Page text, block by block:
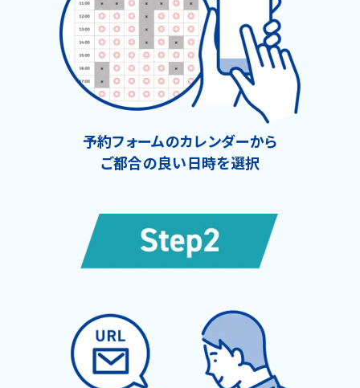
予約フォームのカレンダーから
ご都合の良い日時を選択